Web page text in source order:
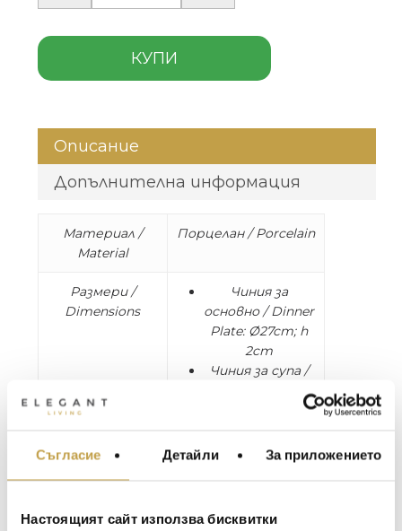
Съгласие Детайли За приложението
Настоящият сайт използва бисквитки
КУПИ
Описание
Допълнителна информация
Материал /
Material
Порцелан / Porcelain
Размери /
Dimensions
Чиния за
основно / Dinner
Plate: Ø27cm; h
2cm
Чиния за супа /
Ø23cm; h 4cm;
Чиния за
МЕБЕЛИ ЗА ДОМА И